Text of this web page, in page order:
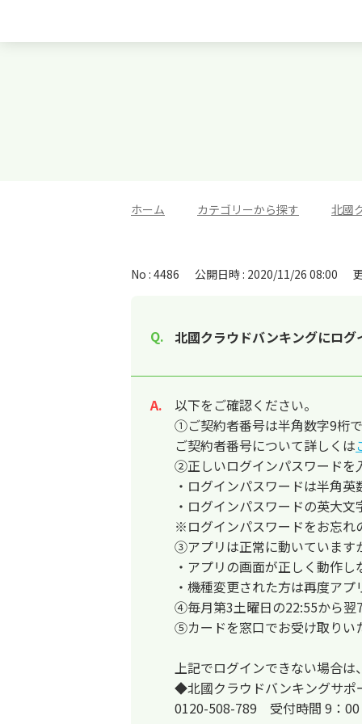
ホーム カテゴリーから探す 北國
No : 4486 公開日時 : 2020/11/26 08:00
北國クラウドバンキングにログ
回答
以下をご確認ください。
①ご契約者番号は半角数字9桁
ご契約者番号について詳しくは
②正しいログインパスワードを
・ログインパスワードは半角
・ログインパスワードの英大
※ログインパスワードをお忘れ
③アプリは正常に動いています
・アプリの画面が正しく動作し
・機種変更された方は再度ア
④毎月第3土曜日の22:55から翌
⑤カードを窓口でお受け取りい
上記でログインできない場合
◆北國クラウドバンキングサ
0120-508-789 受付時間 9：00